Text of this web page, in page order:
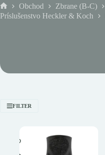
Domov
Obchod Zbrane (B-C)
Príslušenstvo Heckler & Koch
FILTER